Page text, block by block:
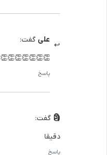
علی گفت:
👏👏👏👏👏👏👏
پاسخ
🗿 گفت:
دقیقا
پاسخ